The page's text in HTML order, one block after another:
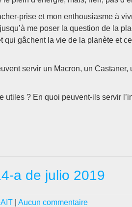
prise et mon enthousiasme à
me poser la question de la
qui gâchent la vie de la planète et
servir un Macron, un
? En quoi peuvent-ils servir
a de julio 2019
Aucun commentaire